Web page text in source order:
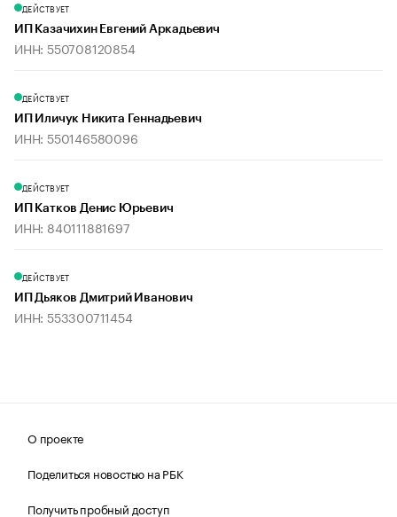
ДЕЙСТВУЕТ
ИП Казачихин Евгений Аркадьевич
ИНН: 550708120854
ДЕЙСТВУЕТ
ИП Иличук Никита Геннадьевич
ИНН: 550146580096
ДЕЙСТВУЕТ
ИП Катков Денис Юрьевич
ИНН: 840111881697
ДЕЙСТВУЕТ
ИП Дьяков Дмитрий Иванович
ИНН: 553300711454
О проекте
Поделиться новостью на РБК
Получить пробный доступ